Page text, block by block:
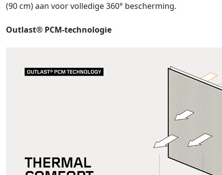
(90 cm) aan voor volledige 360° bescherming.
Outlast® PCM-technologie